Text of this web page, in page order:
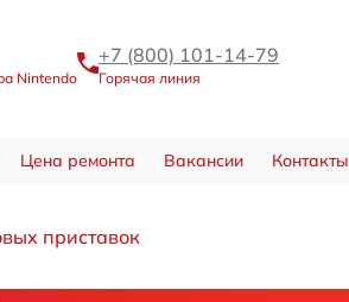
Nintendo
+7 (800) 101-14-79
Горячая линия
Цена ремонта Вакансии Контакты
приставок